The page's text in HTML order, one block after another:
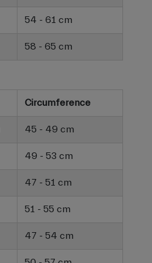
54 - 61 cm
58 - 65 cm
Circumference
45 - 49 cm
49 - 53 cm
47 - 51 cm
51 - 55 cm
47 - 54 cm